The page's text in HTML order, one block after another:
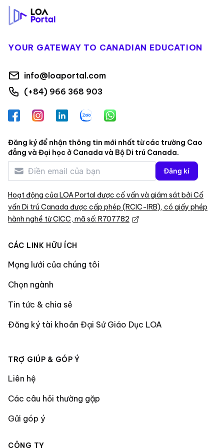
YOUR GATEWAY TO CANADIAN EDUCATION
info@loaportal.com
(+84) 966 368 903
FacebookInstagramLinkedInZalo WhatsApp
Đăng ký để nhận thông tin mới nhất từ các trường Cao
đẳng và Đại học ở Canada và Bộ Di trú Canada.
Đăng kí
Hoạt động của LOA Portal được cố vấn và giám sát bởi Cố
vấn Di trú Canada được cấp phép (RCIC-IRB), có giấy phép
hành nghề từ CICC, mã số: R707782
CÁC LINK HỮU ÍCH
Mạng lưới của chúng tôi
Chọn ngành
Tin tức & chia sẻ
Đăng ký tài khoản Đại Sứ Giáo Dục LOA
TRỢ GIÚP & GÓP Ý
Liên hệ
Các câu hỏi thường gặp
Gửi góp ý
CÔNG TY